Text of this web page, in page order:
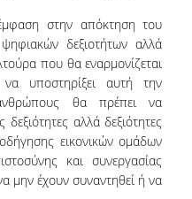
στην απόκτηση του
δεξιοτήτων αλλά
που θα εναρμονίζεται
υποστηρίξει αυτή την
θα πρέπει να
αλλά δεξιότητες
εικονικών ομάδων
και συνεργασίας
μην έχουν συναντηθεί ή να